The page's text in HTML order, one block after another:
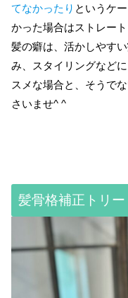
てなかったり というケ
かった場合はストレー
髪の癖は、活かしやす
み、スタイリングなど
スメな場合と、そうで
さいませ^ ^
髪骨格補正トリ